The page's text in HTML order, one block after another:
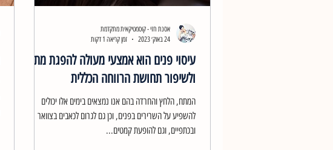
עיסוי פנים הוא אמצעי מעולה להפגת מתח
ולשיפור תחושת הרווחה הכללית
המתח, הלחץ והחרדה בהם אנו נמצאים בימים אלו יכולים
להשפיע על השרירים בפנים, וכן גם לגרום לכאבים בצוואר
ובכתפיים, וגם להופעת קמטים...
אסנת חזי - קוסמטיקאית מתקדמת
24 באוק׳ 2023
זמן קריאה 1 דקות